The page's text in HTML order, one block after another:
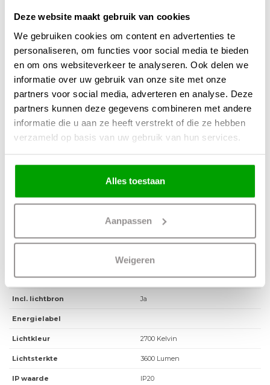
Deze website maakt gebruik van cookies
We gebruiken cookies om content en advertenties te
personaliseren, om functies voor social media te bieden
en om ons websiteverkeer te analyseren. Ook delen we
informatie over uw gebruik van onze site met onze
partners voor social media, adverteren en analyse. Deze
partners kunnen deze gegevens combineren met andere
informatie die u aan ze heeft verstrekt of die ze hebben
verzameld op basis van uw gebruik van hun services.
Alles toestaan
Aanpassen
Weigeren
Deze bijzondere hanglamp Golden Egg heeft acht massieve glaasjes met
daarin luchtbelletjes. In het midden van het glaasje bevindt zich een
goudkleurig staafje naar de twee led modules toe. De eerste led module schijnt
het licht in het glas de tweede module schijnt het licht naar beneden,
De onderkant van het glas is afgewerkt met een subtiel goudkleurige metalen
rand. De acht glazen zijn bevestigd aan een zwarte kleurige plafondplaat van
115 centimeter lang en zijn makkelijk in hoogte te stellen zodat deze
hanglamp perfect op verschillende plekken toepasbaar is.
Metaal & Glas
Kleur Goud
115 x 18x 155cm (LxBxH)
Overige maten
Geen fitting geïntegreerde led
Max. Wattage per lichtpunt 25 Watt
Incl. lichtbron Ja
Energielabel
Lichtkleur 2700 Kelvin
Lichtsterkte 3600 Lumen
IP waarde IP20